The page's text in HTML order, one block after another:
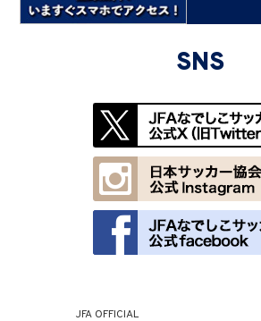
SNS
JFA OFFICIAL